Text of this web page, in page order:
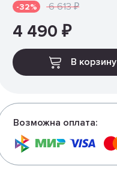
-32% 6 613 ₽
4 490 ₽
В корзину
Возможна оплата: